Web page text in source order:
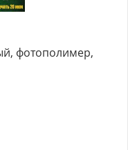
фотополимер,